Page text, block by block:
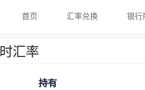
首页 汇率兑换 银行
汇率
持有